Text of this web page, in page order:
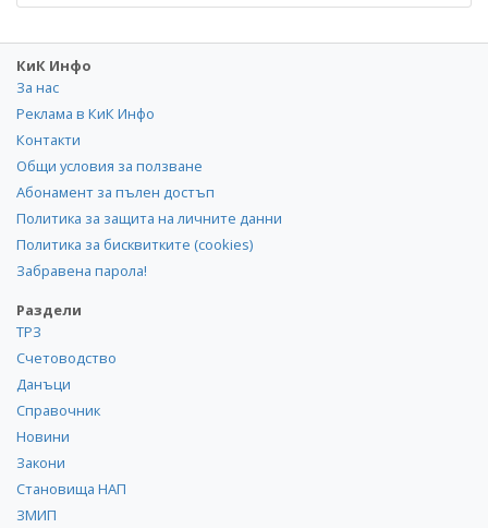
КиК Инфо
За нас
Реклама в КиК Инфо
Контакти
Общи условия за ползване
Абонамент за пълен достъп
Политика за защита на личните данни
Политика за бисквитките (cookies)
Забравена парола!
Раздели
ТРЗ
Счетоводство
Данъци
Справочник
Новини
Закони
Становища НАП
ЗМИП